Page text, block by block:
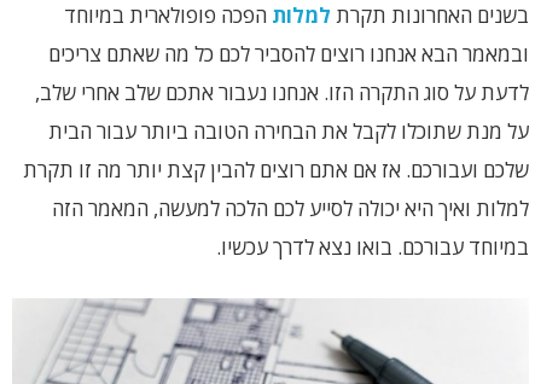
בשנים האחרונות תקרת למלות הפכה פופולארית במיוחד
ובמאמר הבא אנחנו רוצים להסביר לכם כל מה שאתם צריכים
לדעת על סוג התקרה הזו. אנחנו נעבור אתכם שלב אחרי שלב,
על מנת שתוכלו לקבל את הבחירה הטובה ביותר עבור הבית
שלכם ועבורכם. אז אם אתם רוצים להבין קצת יותר מה זו תקרת
למלות ואיך היא יכולה לסייע לכם הלכה למעשה, המאמר הזה
במיוחד עבורכם. בואו נצא לדרך עכשיו.